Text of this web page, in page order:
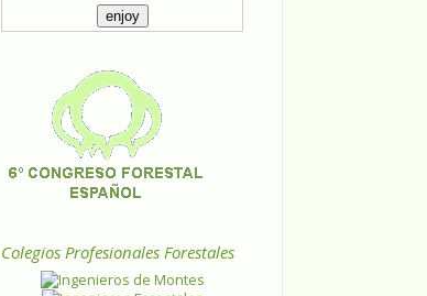
Colegios Profesionales Forestales